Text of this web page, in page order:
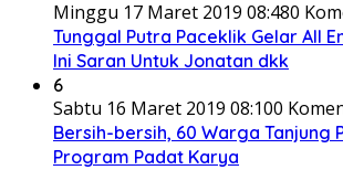
Minggu 17 Maret 2019 08:480
Tunggal Putra Paceklik Gelar All
Ini Saran Untuk Jonatan dkk
6
Sabtu 16 Maret 2019 08:100
Bersih-bersih, 60 Warga Tanjung
Program Padat Karya